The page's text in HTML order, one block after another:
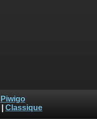
Piwigo
Classique